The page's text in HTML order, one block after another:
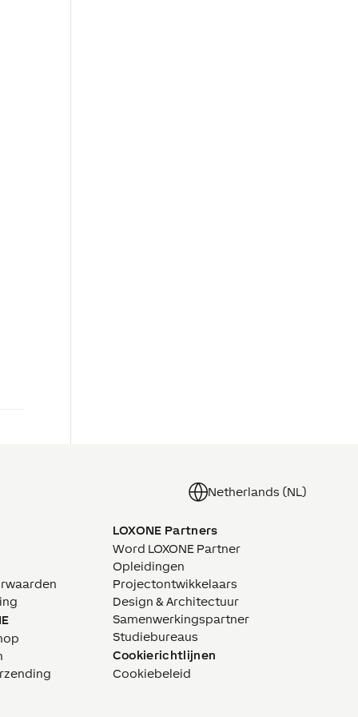
Netherlands (NL)
LOXONE Partners
Word LOXONE Partner
Opleidingen
Projectontwikkelaars
Design & Architectuur
Samenwerkingspartner
Studiebureaus
Cookierichtlijnen
Cookiebeleid